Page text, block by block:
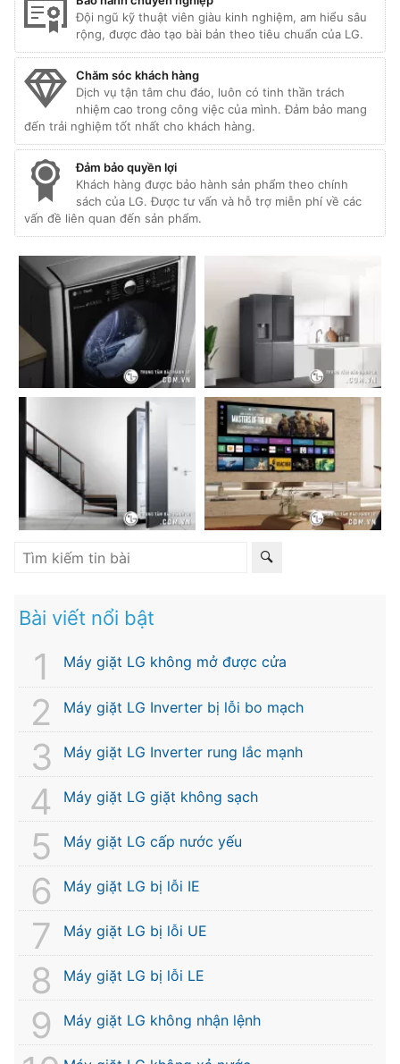
Đội ngũ kỹ thuật viên giàu kinh nghiệm, am hiểu sâu
rộng, được đào tạo bài bản theo tiêu chuẩn của LG.
Chăm sóc khách hàng
Dịch vụ tận tâm chu đáo, luôn có tinh thần trách
nhiệm cao trong công việc của mình. Đảm bảo mang
đến trải nghiệm tốt nhất cho khách hàng.
Đảm bảo quyền lợi
Khách hàng được bảo hành sản phẩm theo chính
sách của LG. Được tư vấn và hỗ trợ miễn phí về các
vấn đề liên quan đến sản phẩm.
Bài viết nổi bật
Máy giặt LG không mở được cửa
Máy giặt LG Inverter bị lỗi bo mạch
Máy giặt LG Inverter rung lắc mạnh
Máy giặt LG giặt không sạch
Máy giặt LG cấp nước yếu
Máy giặt LG bị lỗi IE
Máy giặt LG bị lỗi UE
Máy giặt LG bị lỗi LE
Máy giặt LG không nhận lệnh